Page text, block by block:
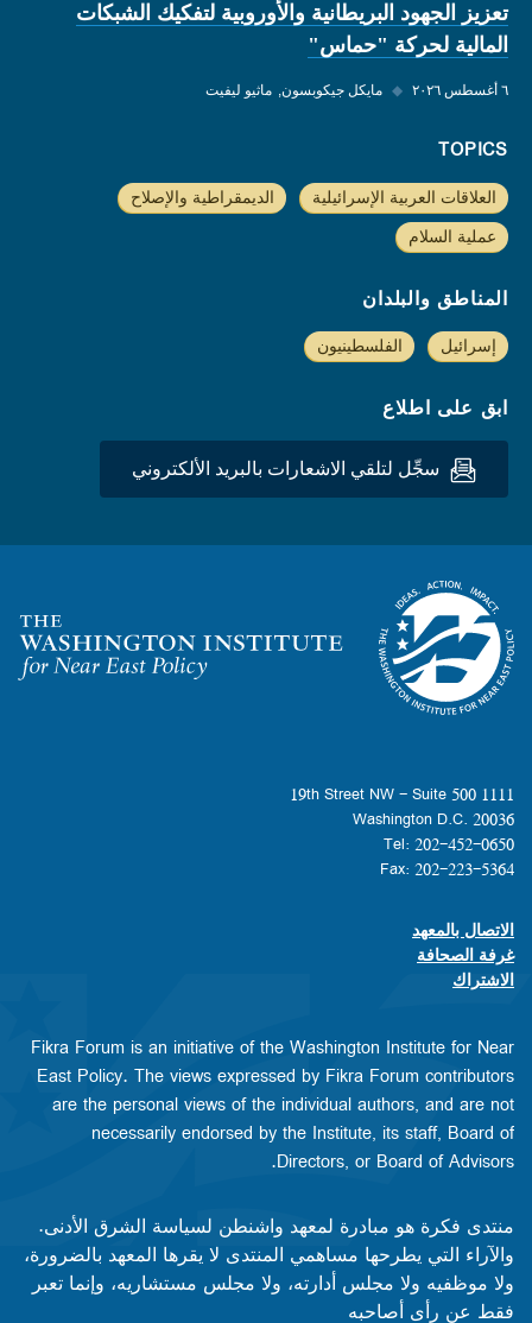
تعزيز الجهود البريطانية والأوروبية لتفكيك الشبكات
المالية لحركة "حماس"
٦ أغسطس ٢٠٢٦ ◆ مايكل جيكوبسون ماثيو ليفيت
TOPICS
العلاقات العربية الإسرائيلية الديمقراطية والإصلاح
عملية السلام
المناطق والبلدان
إسرائيل الفلسطينيون
ابق على اطلاع
سجِّل لتلقي الاشعارات بالبريد الألكتروني
Homepage
1111 19th Street NW - Suite 500
Washington D.C. 20036
Tel: 202-452-0650
Fax: 202-223-5364
Footer contact links
الاتصال بالمعهد
غرفة الصحافة
الاشتراك
Fikra Forum is an initiative of the Washington Institute for Near
East Policy. The views expressed by Fikra Forum contributors
are the personal views of the individual authors, and are not
necessarily endorsed by the Institute, its staff, Board of
Directors, or Board of Advisors.​​
منتدى فكرة هو مبادرة لمعهد واشنطن لسياسة الشرق الأدنى.
والآراء التي يطرحها مساهمي المنتدى لا يقرها المعهد بالضرورة،
ولا موظفيه ولا مجلس أدارته، ولا مجلس مستشاريه، وإنما تعبر
فقط عن رأى أصاحبه